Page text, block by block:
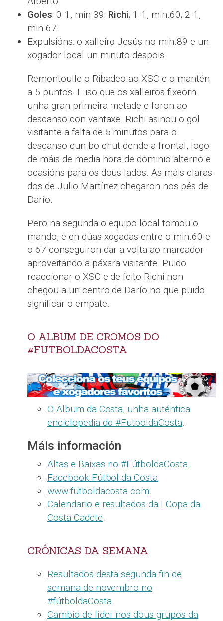
Goles: 0-1, min.39: Richi; 1-1, min.60; 2-1,
min.67.
Expulsións: o xalleiro Jesús no min.89 e un
xogador local un minuto despois.
Remontoulle o Ribadeo ao XSC e o mantén
a 5 puntos. E iso que os xalleiros fixeorn
unha gran primeira metade e foron ao
descanso con vantaxe. Richi asinou o gol
visitante a falta de 5 minutos para o
descanso cun bo chut dende a frontal, logo
de máis de media hora de dominio alterno e
ocasións para os dous lados. As máis claras
dos de Julio Martínez chegaron nos pés de
Darío.
Pero na segunda o equipo local tomou o
mando, e en dúas xogadas entre o min.60 e
o 67 conseguiron dar a volta ao marcador
aproveitando a páxara visitante. Puido
reaccionar o XSC e de feito Richi non
chegou a un centro de Darío no que puido
significar o empate.
O ALBUM DE CROMOS DO
#FUTBOLDACOSTA
O Album da Costa, unha auténtica
enciclopedia do #FutboldaCosta.
Máis información
Altas e Baixas no #FútboldaCosta.
Facebook Fútbol da Costa.
www.futboldacosta.com.
Calendario e resultados da I Copa da
Costa Cadete.
CRÓNICAS DA SEMANA
Resultados desta segunda fin de
semana de novembro no
#fútboldaCosta.
Cambio de líder nos dous grupos da